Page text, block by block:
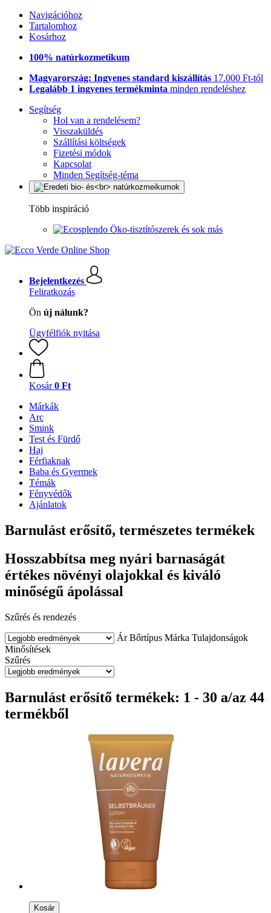
Navigációhoz
Tartalomhoz
Kosárhoz
100% natúrkozmetikum
Magyarország: Ingyenes standard kiszállítás 17.000 Ft-tól
Legalább 1 ingyenes termékminta minden rendeléshez
Segítség
Hol van a rendelésem?
Visszaküldés
Szállítási költségek
Fizetési módok
Kapcsolat
Minden Segítség-téma
Több inspiráció
Öko-tisztítószerek és sok más
Bejelentkezés
Feliratkozás
Ön új nálunk?
Ügyfélfiók nyitása
Kosár 0 Ft
Márkák
Arc
Smink
Test és Fürdő
Haj
Férfiaknak
Baba és Gyermek
Témák
Fényvédők
Ajánlatok
Barnulást erősítő, természetes termékek
Hosszabbítsa meg nyári barnaságát
értékes növényi olajokkal és kiváló
minőségű ápolással
Szűrés és rendezés
Ár Bőrtípus Márka Tulajdonságok
Minősítések
Szűrés
Barnulást erősítő termékek: 1 - 30 a/az 44
termékből
Kosár